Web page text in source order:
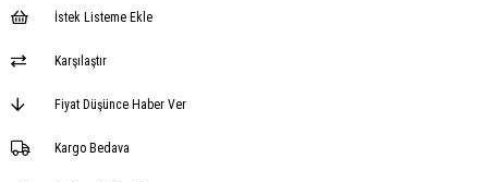
İstek Listeme Ekle
Karşılaştır
Fiyat Düşünce Haber Ver
Kargo Bedava